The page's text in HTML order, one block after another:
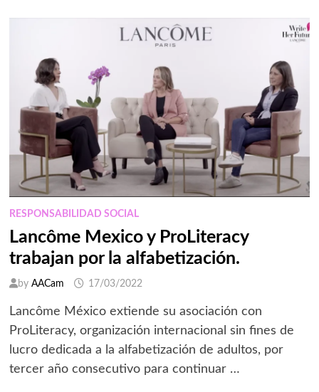
RESPONSABILIDAD SOCIAL
Lancôme Mexico y ProLiteracy
trabajan por la alfabetización.
by AACam 17/03/2022
Lancôme México extiende su asociación con
ProLiteracy, organización internacional sin fines de
lucro dedicada a la alfabetización de adultos, por
tercer año consecutivo para continuar …